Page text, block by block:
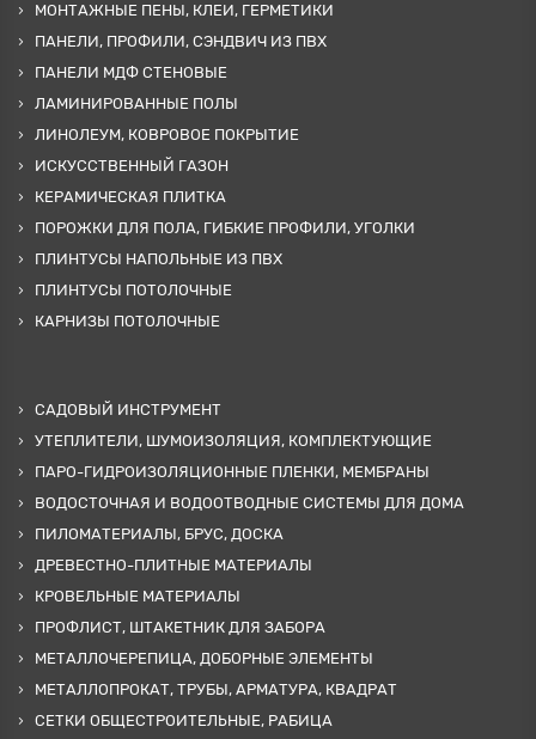
МОНТАЖНЫЕ ПЕНЫ, КЛЕИ, ГЕРМЕТИКИ
ПАНЕЛИ, ПРОФИЛИ, СЭНДВИЧ ИЗ ПВХ
ПАНЕЛИ МДФ СТЕНОВЫЕ
ЛАМИНИРОВАННЫЕ ПОЛЫ
ЛИНОЛЕУМ, КОВРОВОЕ ПОКРЫТИЕ
ИСКУССТВЕННЫЙ ГАЗОН
КЕРАМИЧЕСКАЯ ПЛИТКА
ПОРОЖКИ ДЛЯ ПОЛА, ГИБКИЕ ПРОФИЛИ, УГОЛКИ
ПЛИНТУСЫ НАПОЛЬНЫЕ ИЗ ПВХ
ПЛИНТУСЫ ПОТОЛОЧНЫЕ
КАРНИЗЫ ПОТОЛОЧНЫЕ
САДОВЫЙ ИНСТРУМЕНТ
УТЕПЛИТЕЛИ, ШУМОИЗОЛЯЦИЯ, КОМПЛЕКТУЮЩИЕ
ПАРО-ГИДРОИЗОЛЯЦИОННЫЕ ПЛЕНКИ, МЕМБРАНЫ
ВОДОСТОЧНАЯ И ВОДООТВОДНЫЕ СИСТЕМЫ ДЛЯ ДОМА
ПИЛОМАТЕРИАЛЫ, БРУС, ДОСКА
ДРЕВЕСТНО-ПЛИТНЫЕ МАТЕРИАЛЫ
КРОВЕЛЬНЫЕ МАТЕРИАЛЫ
ПРОФЛИСТ, ШТАКЕТНИК ДЛЯ ЗАБОРА
МЕТАЛЛОЧЕРЕПИЦА, ДОБОРНЫЕ ЭЛЕМЕНТЫ
МЕТАЛЛОПРОКАТ, ТРУБЫ, АРМАТУРА, КВАДРАТ
СЕТКИ ОБЩЕСТРОИТЕЛЬНЫЕ, РАБИЦА